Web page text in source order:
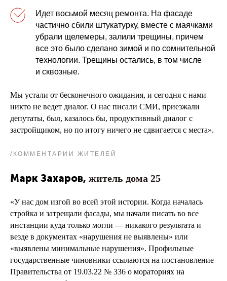
Идет восьмой месяц ремонта. На фасаде
частично сбили штукатурку, вместе с маячками
убрали щелемеры, залили трещины, причем
все это было сделано зимой и по сомнительной
технологии. Трещины остались, в том числе
и сквозные.
Мы устали от бесконечного ожидания, и сегодня с нами
никто не ведет диалог. О нас писали СМИ, приезжали
депутаты, был, казалось бы, продуктивный диалог с
застройщиком, но по итогу ничего не сдвигается с места».
/КОММЕНТАРИИ ЖИТЕЛЕЙ
Марк Захаров, житель дома 25
«У нас дом изгой во всей этой истории. Когда началась
стройка и затрещали фасады, мы начали писать во все
инстанции куда только могли — никакого результата и
везде в документах «нарушения не выявлены» или
«выявлены минимальные нарушения». Профильные
государственные чиновники ссылаются на постановление
Правительства от 19.03.22 № 336 о мораториях на